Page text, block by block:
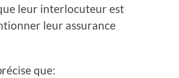
leur interlocuteur est
leur assurance
que: